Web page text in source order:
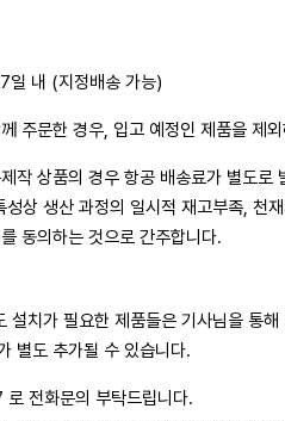
일 내 (지정배송 가능)
주문한 경우, 입고 예정인 제품을 제
작 상품의 경우 항공 배송료가 별도로
상 생산 과정의 일시적 재고부족, 천
동의하는 것으로 간주합니다.
설치가 필요한 제품들은 기사님을 통
별도 추가될 수 있습니다.
전화문의 부탁드립니다.